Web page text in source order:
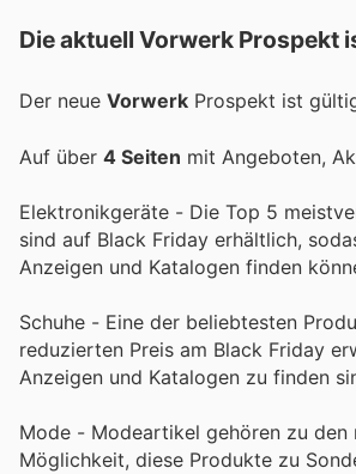
Die aktuell Vorwerk Prospekt
Der neue Vorwerk Prospekt ist
Auf über 4 Seiten mit Angeboten,
Elektronikgeräte - Die Top 5
sind auf Black Friday erhältlich,
Anzeigen und Katalogen finden
Schuhe - Eine der beliebtesten
reduzierten Preis am Black Friday
Anzeigen und Katalogen zu finden
Mode - Modeartikel gehören zu
Möglichkeit, diese Produkte zu